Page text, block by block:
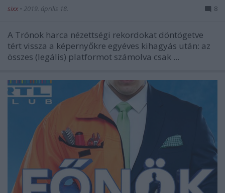
sixx • 2019. április 18. 8
A Trónok harca nézettségi rekordokat döntögetve
tért vissza a képernyőkre egyéves kihagyás után: az
összes (legális) platformot számolva csak ...